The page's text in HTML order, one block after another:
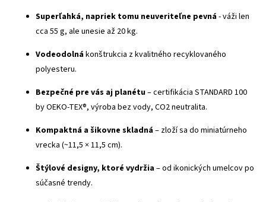
Superľahká, napriek tomu neuveriteľne pevná- váži len
cca 55 g, ale unesie až 20 kg.
Vodeodolnákonštrukcia z kvalitného recyklovaného
polyesteru.
Bezpečné pre vás aj planétu– certifikácia STANDARD 100
by OEKO-TEX®, výroba bez vody, CO2 neutralita.
Kompaktná a šikovne skladná– zloží sa do miniatúrneho
vrecka (~11,5 × 11,5 cm).
Štýlové designy, ktoré vydržia– od ikonických umelcov po
súčasné trendy.